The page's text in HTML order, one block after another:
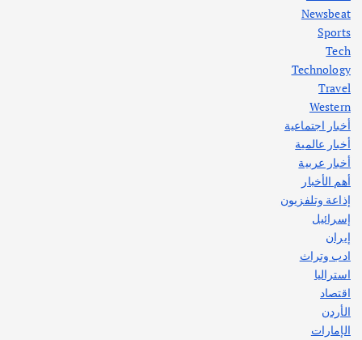
أهم الأخبار
اختتام ورشة السينوغرافيا في مدينة كلباء الاماراتية
أغسطس 3, 2026
Newsbeat
Sports
Tech
Technology
Travel
Western
أخبار اجتماعية
أخبار عالمية
أخبار عربية
أهم الأخبار
إذاعة وتلفزيون
إسرائيل
إيران
ادب وتراث
استراليا
اقتصاد
الأردن
الإمارات